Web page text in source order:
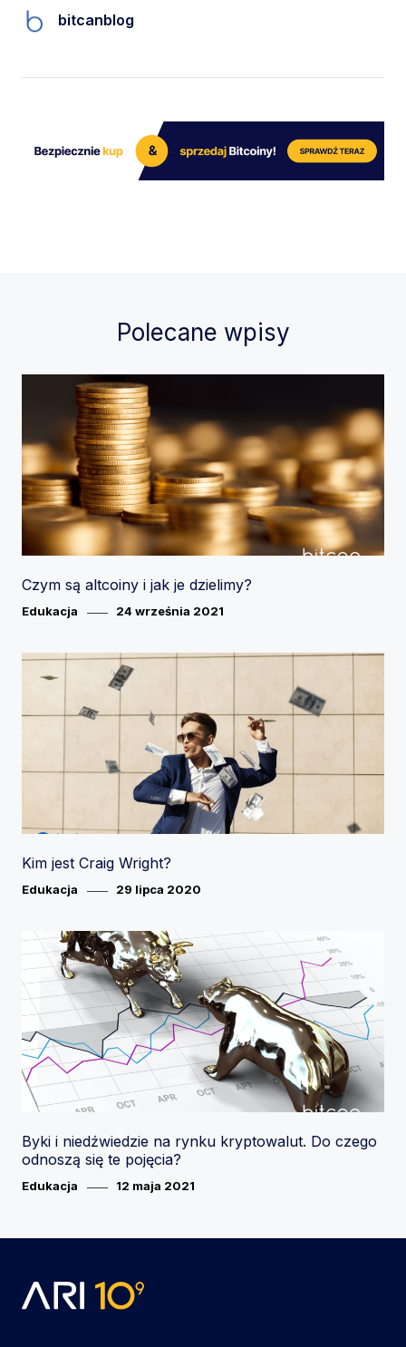
i o
g
bitcanblog
Polecane wpisy
Czym są altcoiny i jak je dzielimy?
Category
Edukacja
Posted
24 września 2021
Kim jest Craig Wright?
Category
Edukacja
Posted
29 lipca 2020
Byki i niedźwiedzie na rynku kryptowalut. Do czego
odnoszą się te pojęcia?
Category
Edukacja
Posted
12 maja 2021